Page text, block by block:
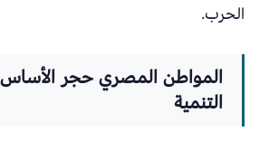
الحرب.
المواطن المصري حجر
التنمية